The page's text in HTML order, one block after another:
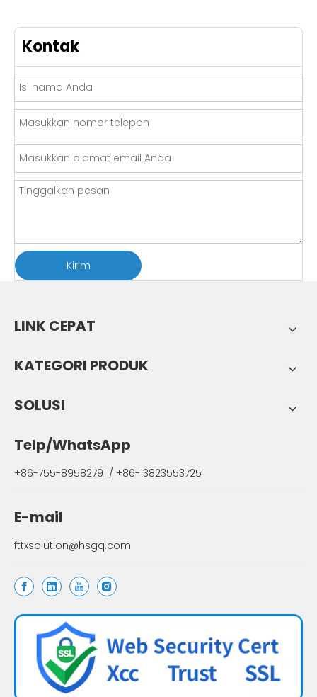
Kontak
Kirim
LINK CEPAT
KATEGORI PRODUK
SOLUSI
Telp/WhatsApp
+86-755-89582791 / +86-13823553725
E-mail
fttxsolution@hsgq.com